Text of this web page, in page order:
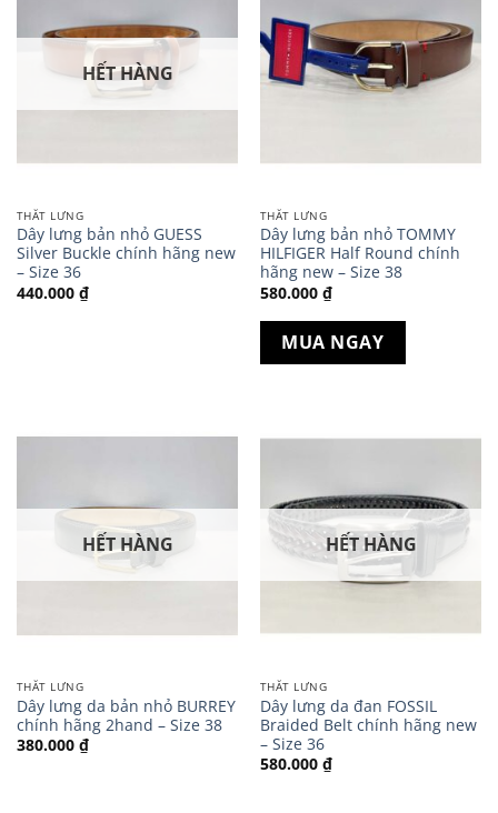
HẾT HÀNG
THẮT LƯNG
Dây lưng bản nhỏ GUESS
Silver Buckle chính hãng new
– Size 36
440.000 ₫
THẮT LƯNG
Dây lưng bản nhỏ TOMMY
HILFIGER Half Round chính
hãng new – Size 38
580.000 ₫
MUA NGAY
HẾT HÀNG
THẮT LƯNG
Dây lưng da bản nhỏ BURREY
chính hãng 2hand – Size 38
380.000 ₫
HẾT HÀNG
THẮT LƯNG
Dây lưng da đan FOSSIL
Braided Belt chính hãng new
– Size 36
580.000 ₫